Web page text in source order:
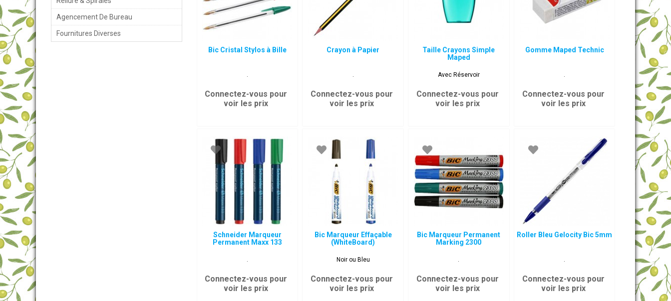
Agencement De Bureau
Fournitures Diverses
Bic Cristal Stylos à Bille
.
Connectez-vous pour
voir les prix
Crayon à Papier
.
Connectez-vous pour
voir les prix
Taille Crayons Simple
Maped
Avec Réservoir
Connectez-vous pour
voir les prix
Gomme Maped Technic
.
Connectez-vous pour
voir les prix
Schneider Marqueur
Permanent Maxx 133
.
Connectez-vous pour
voir les prix
Bic Marqueur Effaçable
(WhiteBoard)
Noir ou Bleu
Connectez-vous pour
voir les prix
Bic Marqueur Permanent
Marking 2300
.
Connectez-vous pour
voir les prix
Roller Bleu Gelocity Bic 5mm
.
Connectez-vous pour
voir les prix